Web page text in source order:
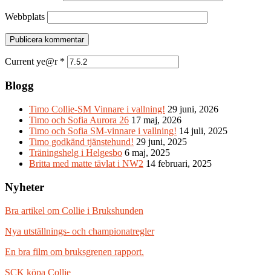
Webbplats
Current ye@r *
Blogg
Timo Collie-SM Vinnare i vallning! 29 juni, 2026
Timo och Sofia Aurora 26 17 maj, 2026
Timo och Sofia SM-vinnare i vallning! 14 juli, 2025
Timo godkänd tjänstehund! 29 juni, 2025
Träningshelg i Helgesbo 6 maj, 2025
Britta med matte tävlat i NW2 14 februari, 2025
Nyheter
Bra artikel om Collie i Brukshunden
Nya utställnings- och championatregler
En bra film om bruksgrenen rapport.
SCK köpa Collie